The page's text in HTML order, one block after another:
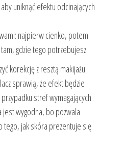
uniknąć efektu odcinających
najpierw cienko, potem
gdzie tego potrzebujesz.
korekcję z resztą makijażu:
sprawią, że efekt będzie
przypadku stref wymagających
wygodna, bo pozwala
tego, jak skóra prezentuje się